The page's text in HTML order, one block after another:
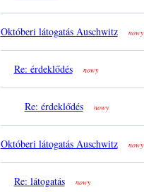
Októberi látogatás Auschwitz nowy
Re: érdeklődés nowy
Re: érdeklődés nowy
Októberi látogatás Auschwitz nowy
Re: látogatás nowy